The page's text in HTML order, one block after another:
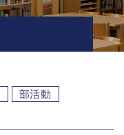
部活動